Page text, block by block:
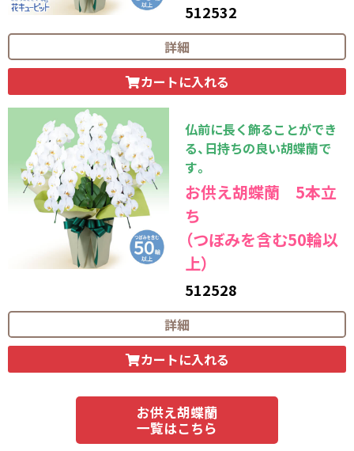
512532
33,000
詳細
カートに入れる
仏前に長く飾ることができ
る、日持ちの良い胡蝶蘭で
す。
お供え胡蝶蘭 5本立
ち
（つぼみを含む50輪以
上）
512528
55,000
詳細
カートに入れる
お供え胡蝶蘭
一覧はこちら